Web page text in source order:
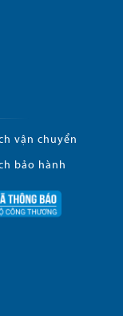
vận chuyển
bảo hành